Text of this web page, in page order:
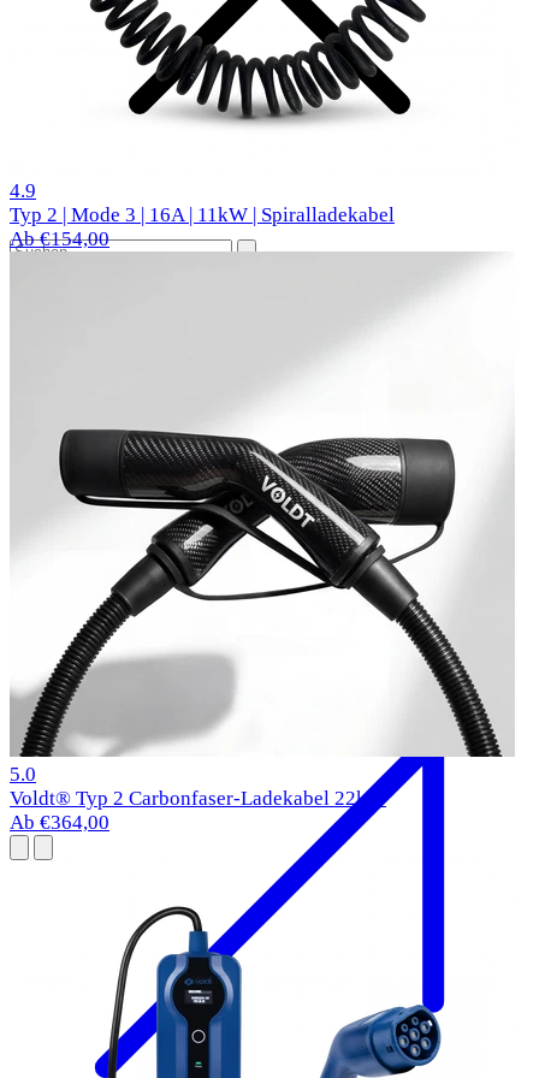
BMW i5 Ladekabel
11 kW
4.9
Typ 2 | Mode 3 | 16A | 11kW | Spiralladekabel
Ab €154,00
5.0
Voldt® Typ 2 Carbonfaser-Ladekabel 22kW
Ab €364,00